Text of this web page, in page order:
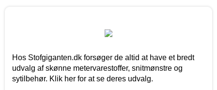
Hos Stofgiganten.dk forsøger de altid at have et bredt
udvalg af skønne metervarestoffer, snitmønstre og
sytilbehør. Klik her for at se deres udvalg.